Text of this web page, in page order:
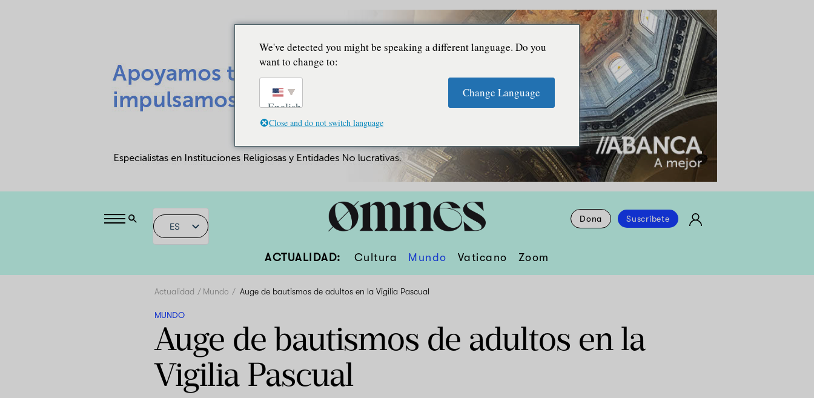
ES
Dona Suscríbete
ACTUALIDAD: Cultura Mundo Vaticano Zoom
Actualidad Mundo Auge de bautismos de adultos en la Vigilia Pascual
MUNDO
Auge de bautismos de adultos en la
Vigilia Pascual
We've detected you might be speaking a different language. Do you
want to change to:
English
Change Language
Close and do not switch language